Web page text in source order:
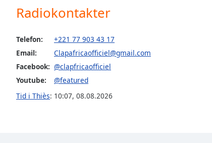
Chapters
descriptions
off,
selected
Radiokontakter
Telefon:
+221 77 903 43 17
Email:
Clapafricaofficiel@gmail.com
Facebook: @clapfricaofficiel
Youtube:
@featured
Tid i Thiès: 10:07, 08.08.2026